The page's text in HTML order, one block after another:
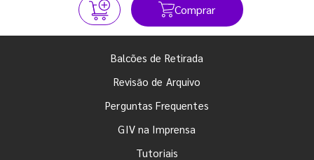
Comprar
Balcões de Retirada
Revisão de Arquivo
Perguntas Frequentes
GIV na Imprensa
Tutoriais